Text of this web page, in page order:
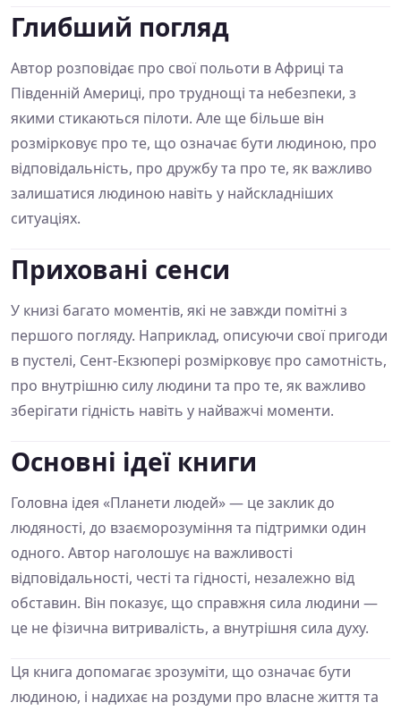
Глибший погляд
Автор розповідає про свої польоти в Африці та
Південній Америці, про труднощі та небезпеки, з
якими стикаються пілоти. Але ще більше він
розмірковує про те, що означає бути людиною, про
відповідальність, про дружбу та про те, як важливо
залишатися людиною навіть у найскладніших
ситуаціях.
Приховані сенси
У книзі багато моментів, які не завжди помітні з
першого погляду. Наприклад, описуючи свої пригоди
в пустелі, Сент-Екзюпері розмірковує про самотність,
про внутрішню силу людини та про те, як важливо
зберігати гідність навіть у найважчі моменти.
Основні ідеї книги
Головна ідея «Планети людей» — це заклик до
людяності, до взаєморозуміння та підтримки один
одного. Автор наголошує на важливості
відповідальності, честі та гідності, незалежно від
обставин. Він показує, що справжня сила людини —
це не фізична витривалість, а внутрішня сила духу.
Ця книга допомагає зрозуміти, що означає бути
людиною, і надихає на роздуми про власне життя та